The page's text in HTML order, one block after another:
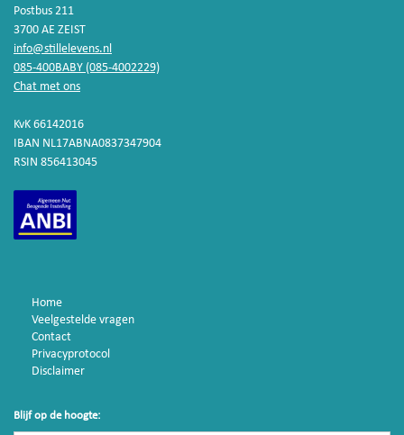
Postbus 211
3700 AE ZEIST
info@stillelevens.nl
085-400BABY (085-4002229)
Chat met ons
KvK 66142016
IBAN NL17ABNA0837347904
RSIN 856413045
Home
Veelgestelde vragen
Contact
Privacyprotocol
Disclaimer
Blijf op de hoogte: